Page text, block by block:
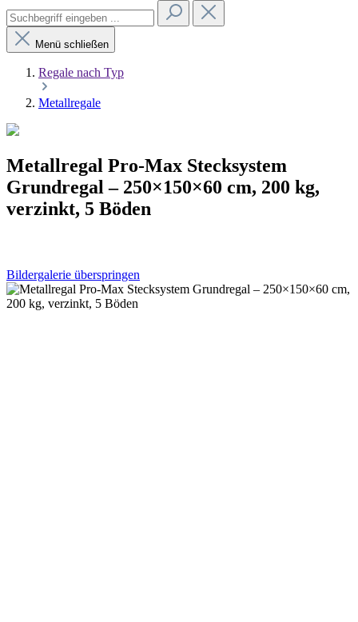
Menü schließen
Regale nach Typ
Metallregale
Metallregal Pro-Max Stecksystem
Grundregal – 250×150×60 cm, 200 kg,
verzinkt, 5 Böden
Bildergalerie überspringen